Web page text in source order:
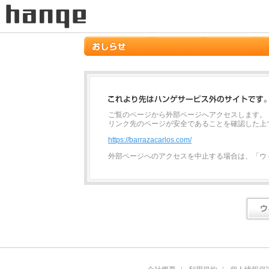
ご覧のページから外部ページへアクセスします。
リンク先のページが安全であることを確認した
https://barrazacarlos.com/
外部ページへのアクセスを中止する場合は、「